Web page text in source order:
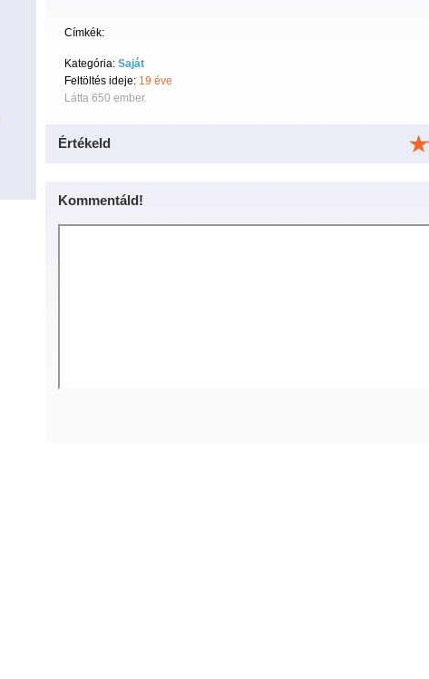
Címkék:
Kategória: Saját
Feltöltés ideje: 19 éve
Látta 650 ember.
Értékeld
Kommentáld!